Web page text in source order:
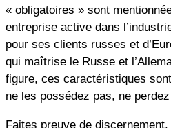
« obligatoires » sont
entreprise active dans
pour ses clients russes et
qui maîtrise le Russe et
figure, ces caractéristiques
ne les possédez pas, ne
Faites preuve de